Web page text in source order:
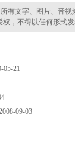
文字、图片、音视
，不得以任何形式
05-21
09-03